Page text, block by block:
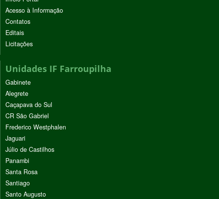
Acesso à Informação
Contatos
Editais
Licitações
Unidades IF Farroupilha
Gabinete
Alegrete
Caçapava do Sul
CR São Gabriel
Frederico Westphalen
Jaguari
Júlio de Castilhos
Panambi
Santa Rosa
Santiago
Santo Augusto